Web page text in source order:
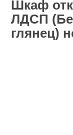
Шкаф
ЛДСП
глянец)